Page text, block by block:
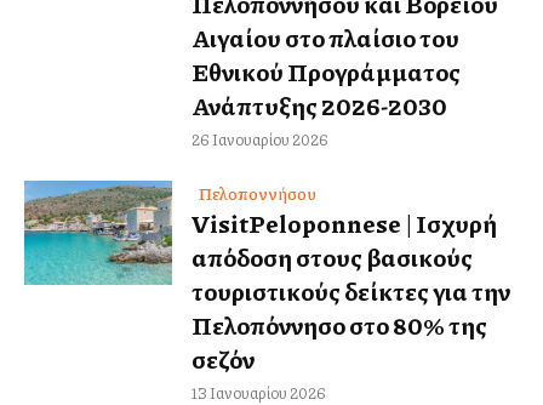
Αιγαίου στο πλαίσιο του
Εθνικού Προγράμματος
Ανάπτυξης 2026-2030
26 Ιανουαρίου 2026
Πελοποννήσου
VisitPeloponnese | Ισχυρή
απόδοση στους βασικούς
τουριστικούς δείκτες για την
Πελοπόννησο στο 80% της
σεζόν
13 Ιανουαρίου 2026